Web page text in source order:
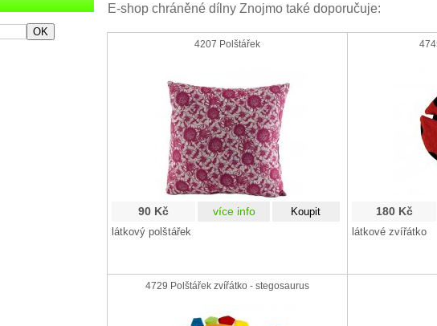
E-shop chráněné dílny Znojmo také doporučuje:
4207 Polštářek
90 Kč více info
látkový polštářek
180 Kč
látkové zvířátko
4729 Polštářek zvířátko - stegosaurus